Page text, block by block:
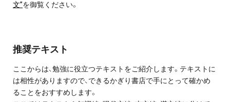
文”を御覧ください。
推奨テキスト
ここからは、勉強に役立つテキストをご紹介します。テキストに
は相性がありますので、できるかぎり書店で手にとって確かめ
ることをおすすめします。